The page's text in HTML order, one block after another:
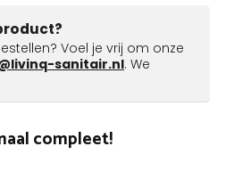
Voel je vrij om onze
sanitair.nl. We
compleet!